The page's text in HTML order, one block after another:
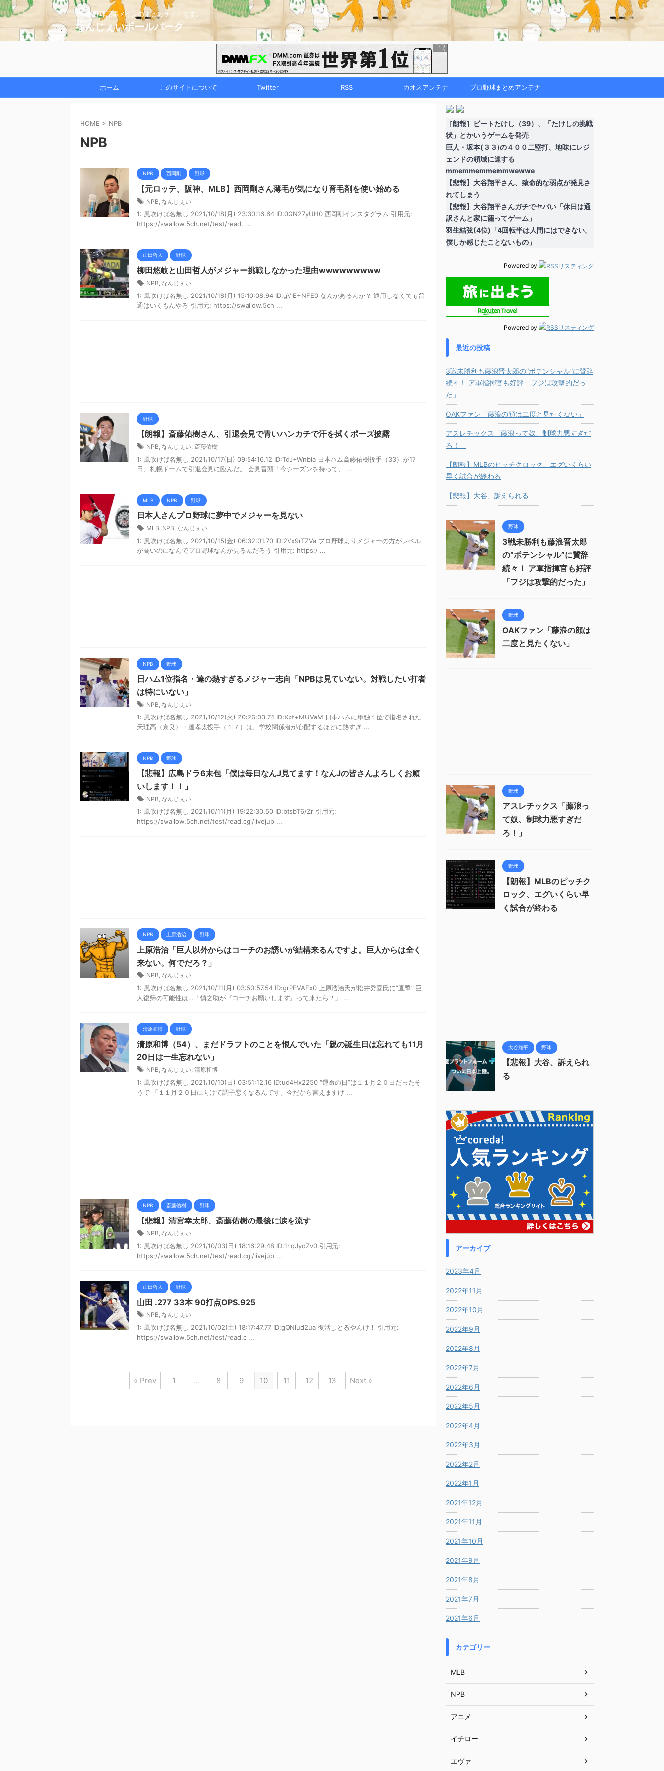
2chの野球記事メインのまとめサイトです。
なんじぇいボールパーク
ホーム このサイトについて Twitter RSS カオスアンテナ プロ野球まとめアンテナ
HOME > NPB
NPB
NPB 西岡剛 野球
【元ロッテ、阪神、ＭLB】西岡剛さん薄毛が気になり育毛剤を使い始める
NPB, なんじぇい
1: 風吹けば名無し 2021/10/18(月) 23:30:16.64 ID:0GN27yUH0 西岡剛インスタグラム 引用元:
https://swallow.5ch.net/test/read. ...
山田哲人 野球
柳田悠岐と山田哲人がメジャー挑戦しなかった理由wwwwwwwww
NPB, なんじぇい
1: 風吹けば名無し 2021/10/18(月) 15:10:08.94 ID:gVlE+NFE0 なんかあるんか？ 通用しなくても普
通はいくもんやろ 引用元: https://swallow.5ch ...
野球
【朗報】斎藤佑樹さん、引退会見で青いハンカチで汗を拭くポーズ披露
NPB, なんじぇい, 斎藤佑樹
1: 風吹けば名無し 2021/10/17(日) 09:54:16.12 ID:TdJ+Wnbia 日本ハム斎藤佑樹投手（33）が17
日、札幌ドームで引退会見に臨んだ。 会見冒頭「今シーズンを持って、 ...
MLB NPB 野球
日本人さんプロ野球に夢中でメジャーを見ない
MLB, NPB, なんじぇい
1: 風吹けば名無し 2021/10/15(金) 06:32:01.70 ID:2Vx9rTZVa プロ野球よりメジャーの方がレベル
が高いのになんでプロ野球なんか見るんだろう 引用元: https:/ ...
NPB 野球
日ハム1位指名・達の熱すぎるメジャー志向「NPBは見ていない。対戦したい打者
は特にいない」
NPB, なんじぇい
1: 風吹けば名無し 2021/10/12(火) 20:26:03.74 ID:Xpt+MUVaM 日本ハムに単独１位で指名された
天理高（奈良）・達孝太投手（１７）は、学校関係者が心配するほどに熱すぎ ...
NPB 野球
【悲報】広島ドラ6末包「僕は毎日なんJ見てます！なんJの皆さんよろしくお願
いします！！」
NPB, なんじぇい
1: 風吹けば名無し 2021/10/11(月) 19:22:30.50 ID:btsbT6/Zr 引用元:
https://swallow.5ch.net/test/read.cgi/livejup ...
NPB 上原浩治 野球
上原浩治「巨人以外からはコーチのお誘いが結構来るんですよ。巨人からは全く
来ない。何でだろ？」
NPB, なんじぇい
1: 風吹けば名無し 2021/10/11(月) 03:50:57.54 ID:grPFVAEx0 上原浩治氏が松井秀喜氏に“直撃” 巨
人復帰の可能性は…「慎之助が『コーチお願いします』って来たら？」 ...
清原和博 野球
清原和博（54）、まだドラフトのことを恨んでいた「親の誕生日は忘れても11月
20日は一生忘れない」
NPB, なんじぇい, 清原和博
1: 風吹けば名無し 2021/10/10(日) 03:51:12.16 ID:ud4Hx2250 “運命の日”は１１月２０日だったそ
うで 「１１月２０日に向けて調子悪くなるんです。今だから言えますけ ...
NPB 斎藤佑樹 野球
【悲報】清宮幸太郎、斎藤佑樹の最後に涙を流す
NPB, なんじぇい
1: 風吹けば名無し 2021/10/03(日) 18:16:29.48 ID:1hqJydZv0 引用元:
https://swallow.5ch.net/test/read.cgi/livejup ...
山田哲人 野球
山田 .277 33本 90打点OPS.925
NPB, なんじぇい
1: 風吹けば名無し 2021/10/02(土) 18:17:47.77 ID:gQNlud2ua 復活しとるやんけ！ 引用元:
https://swallow.5ch.net/test/read.c ...
« Prev 1 … 8 9 10 11 12 13 Next »
［朗報］ビートたけし（39）、「たけしの挑戦
状」とかいうゲームを発売
巨人・坂本(３３)の４００二塁打、地味にレジ
ェンドの領域に達する
mmemmemmemmwewwe
【悲報】大谷翔平さん、致命的な弱点が発見さ
れてしまう
【悲報】大谷翔平さんガチでヤバい「休日は通
訳さんと家に籠ってゲーム」
羽生結弦(4位)「4回転半は人間にはできない。
僕しか感じたことないもの」
Powered by
Powered by
最近の投稿
3戦未勝利も藤浪晋太郎の“ポテンシャル”に賛辞
続々！ ア軍指揮官も好評「フジは攻撃的だっ
た」
OAKファン「藤浪の顔は二度と見たくない」
アスレチックス「藤浪って奴、制球力悪すぎだ
ろ！」
【朗報】MLBのピッチクロック、エグいくらい
早く試合が終わる
【悲報】大谷、訴えられる
野球
3戦未勝利も藤浪晋太郎
の“ポテンシャル”に賛辞
続々！ ア軍指揮官も好評
「フジは攻撃的だった」
野球
OAKファン「藤浪の顔は
二度と見たくない」
野球
アスレチックス「藤浪っ
て奴、制球力悪すぎだ
ろ！」
野球
【朗報】MLBのピッチク
ロック、エグいくらい早
く試合が終わる
大谷翔平 野球
【悲報】大谷、訴えられ
る
アーカイブ
2023年4月
2022年11月
2022年10月
2022年9月
2022年8月
2022年7月
2022年6月
2022年5月
2022年4月
2022年3月
2022年2月
2022年1月
2021年12月
2021年11月
2021年10月
2021年9月
2021年8月
2021年7月
2021年6月
カテゴリー
MLB
NPB
アニメ
イチロー
エヴァ